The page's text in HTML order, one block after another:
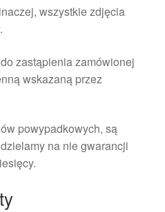
wszystkie zdjęcia
zastąpienia zamówionej
wskazaną przez
powypadkowych, są
na nie gwarancji